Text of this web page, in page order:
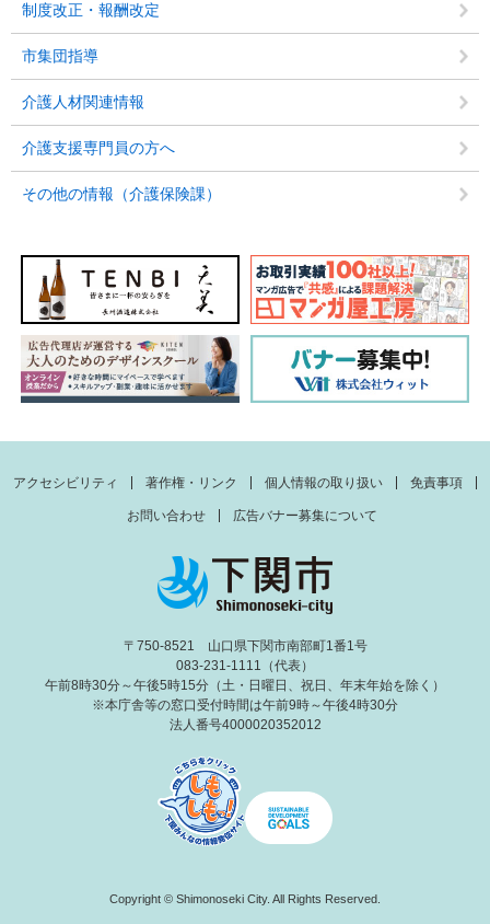
制度改正・報酬改定
市集団指導
介護人材関連情報
介護支援専門員の方へ
その他の情報（介護保険課）
アクセシビリティ 著作権・リンク 個人情報の取り扱い 免責事項
お問い合わせ 広告バナー募集について
〒750-8521 山口県下関市南部町1番1号
083-231-1111（代表）
午前8時30分～午後5時15分（土・日曜日、祝日、年末年始を除く）
※本庁舎等の窓口受付時間は午前9時～午後4時30分
法人番号4000020352012
Copyright © Shimonoseki City. All Rights Reserved.